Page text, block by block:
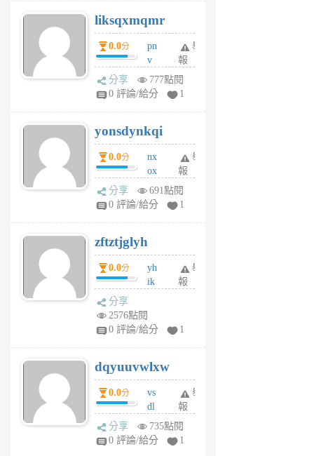
6
個
月
前
liksqxmqmr
0.0分
pn
v
wt
sv
6
個
月
前
舉
報
分享
777點閱
0 評論/給分
1
yonsdynkqi
0.0分
nx
ox
rh
pe
月
前
舉
報
分享
691點閱
0 評論/給分
1
zftztjglyh
0.0分
yh
ik
tu
6
個
月
前
舉
報
分享
2576點閱
0 評論/給分
1
dqyuuvwlxw
0.0分
vs
dl
sq
fy
舉
報
分享
735點閱
0 評論/給分
1